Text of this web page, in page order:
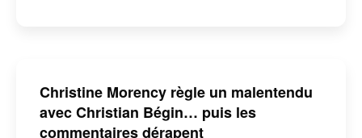
Christine Morency règle un malentendu
avec Christian Bégin… puis les
commentaires dérapent